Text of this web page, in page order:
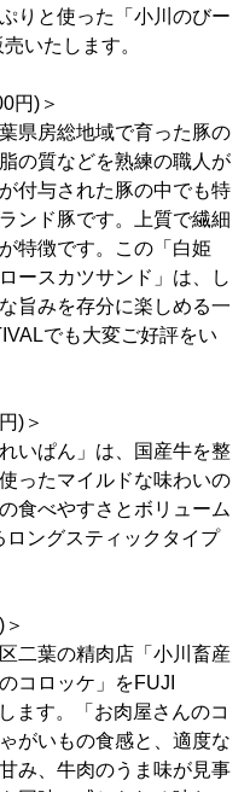
りと使った「小川のびー
いたします。
円)＞
県房総地域で育った豚の
の質などを熟練の職人が
付与された豚の中でも特
ンド豚です。上質で繊細
特徴です。この「白姫
ースカツサンド」は、し
旨みを存分に楽しめる一
でも大変ご好評をい
)＞
いぱん」は、国産牛を整
ったマイルドな味わいの
食べやすさとボリューム
ングスティックタイプ
二葉の精肉店「小川畜産
コロッケ」をFUJI
ます。「お肉屋さんのコ
がいもの食感と、適度な
み、牛肉のうま味が見事